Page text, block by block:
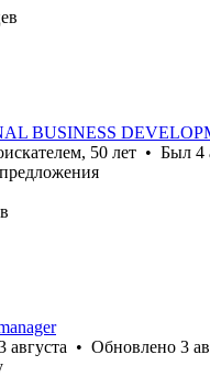
BUSINESS
, 50 лет • Был 4
августа • Обновлено 3